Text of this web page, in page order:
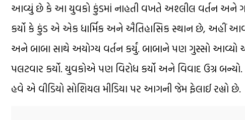
આવ્યું છે કે આ યુવકો કુંડમાં નાહતી વખતે અશ્લીલ વર્તન અને
કર્યો કે કુંડ એ એક ધાર્મિક અને ઐતિહાસિક સ્થાન છે, અહીં
અને બાબા સાથે અયોગ્ય વર્તન કર્યું. બાબાને પણ ગુસ્સો
પલટવાર કર્યો. યુવકોએ પણ વિરોધ કર્યો અને વિવાદ ઉગ્ર
હવે એ વીડિયો સોશિયલ મીડિયા પર આગની જેમ ફેલાઈ રહ્યો છે.